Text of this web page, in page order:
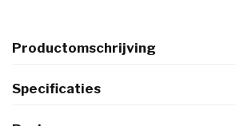
Productomschrijving
Specificaties